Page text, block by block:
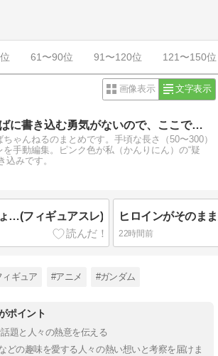
61〜90位 91〜120位 121〜150位
画像表示 文字表示
ふたばに書き込む勇気がないので、ここで勝手に参加するブログ
ちゃんねるのまとめです。手頃な長さ（50〜300）
を手動編集。ピンク色が私（かんりにん）の“疑
込みです。
…(フィギュアスレ)
22時間前
ィギュア #アニメ #ガンダム
ポイント
題と人々の熱意を伝える
どの趣味を愛する人々の熱い想いと考察を届けま